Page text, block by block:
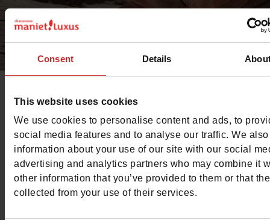
Consent Details
This website uses cookies
We use cookies to personalise content and ads, to
social media features and to analyse our traffic. We
information about your use of our site with our social
advertising and analytics partners who may combine it
other information that you’ve provided to them or that
collected from your use of their services.
Bullboxeris een merk datkwaliteitsschoenen
betaalbare prijs met een unieke look. Het grootste deel
Bullboxer schoenencollectie is handgemaakt van
kwaliteitsleer.Bullboxer schoenenvoor de hele familie!
Chaussures Maniet! Luxus winkels vind je Bullboxer
voor heren.